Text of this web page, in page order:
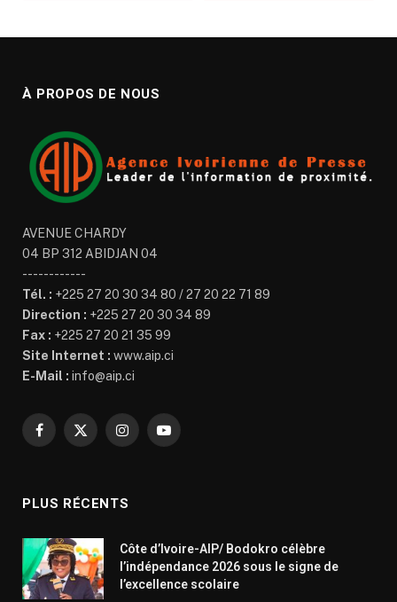
À PROPOS DE NOUS
AVENUE CHARDY
04 BP 312 ABIDJAN 04
------------
Tél. : +225 27 20 30 34 80 / 27 20 22 71 89
Direction : +225 27 20 30 34 89
Fax : +225 27 20 21 35 99
Site Internet : www.aip.ci
E-Mail : info@aip.ci
Facebook
X
InstagramYouTube
PLUS RÉCENTS
Côte d’Ivoire-AIP/ Bodokro célèbre
l’indépendance 2026 sous le signe de
l’excellence scolaire